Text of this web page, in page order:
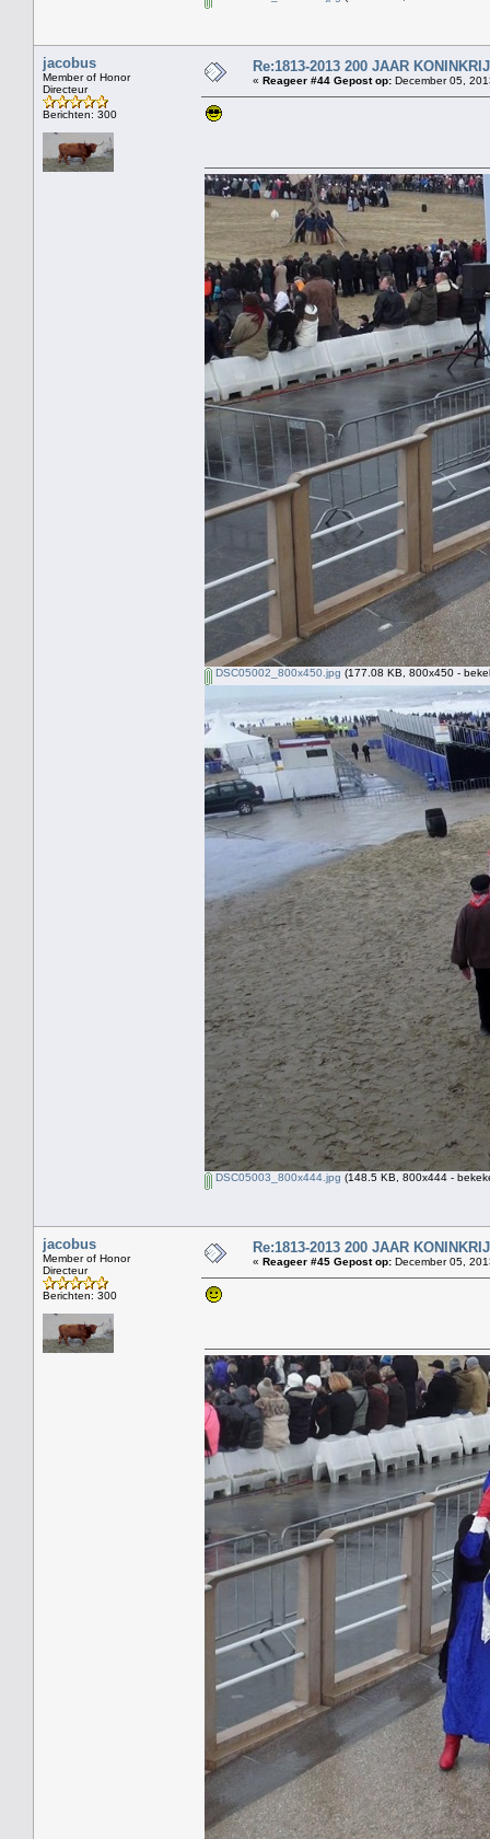
jacobus
Member of Honor
Directeur
Berichten: 300
Re:1813-2013 200 JAAR
« Reageer #44 Gepost op: December 05,
DSC05002_800x450.jpg (177.08 KB, 800x450 -
DSC05003_800x444.jpg (148.5 KB, 800x444 -
jacobus
Member of Honor
Directeur
Berichten: 300
Re:1813-2013 200 JAAR
« Reageer #45 Gepost op: December 05,